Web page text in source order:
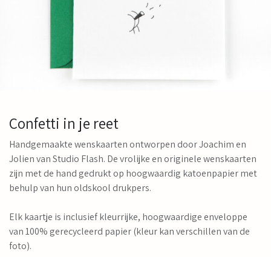
Confetti in je reet
Handgemaakte wenskaarten ontworpen door Joachim en
Jolien van Studio Flash. De vrolijke en originele wenskaarten
zijn met de hand gedrukt op hoogwaardig katoenpapier met
behulp van hun oldskool drukpers.
Elk kaartje is inclusief kleurrijke, hoogwaardige enveloppe
van 100% gerecycleerd papier (kleur kan verschillen van de
foto).